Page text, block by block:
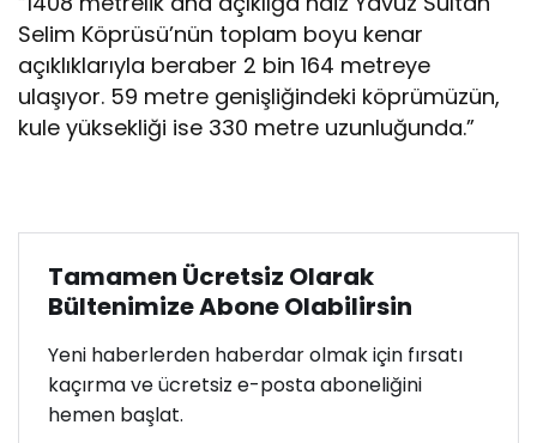
Selim Köprüsü’nün toplam boyu kenar
açıklıklarıyla beraber 2 bin 164 metreye
ulaşıyor. 59 metre genişliğindeki köprümüzün,
kule yüksekliği ise 330 metre uzunluğunda.”
Tamamen Ücretsiz Olarak
Bültenimize Abone Olabilirsin
Yeni haberlerden haberdar olmak için fırsatı
kaçırma ve ücretsiz e-posta aboneliğini
hemen başlat.